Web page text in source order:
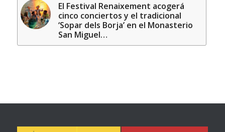
El Festival Renaixement acogerá
cinco conciertos y el tradicional
‘Sopar dels Borja’ en el Monasterio
San Miguel…